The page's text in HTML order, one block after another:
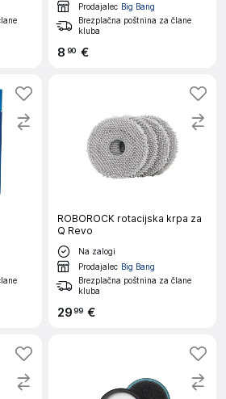
Prodajalec Big Bang
Brezplačna poštnina za člane
kluba
8 90 €
ROBOROCK rotacijska krpa za
Q Revo
Na zalogi
Prodajalec Big Bang
Brezplačna poštnina za člane
kluba
2999 €